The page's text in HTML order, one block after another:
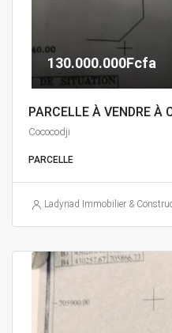
130.000.000Fcfa
PARCELLE À VENDRE À
Cococodji
PARCELLE
Ladynad Immobilier &